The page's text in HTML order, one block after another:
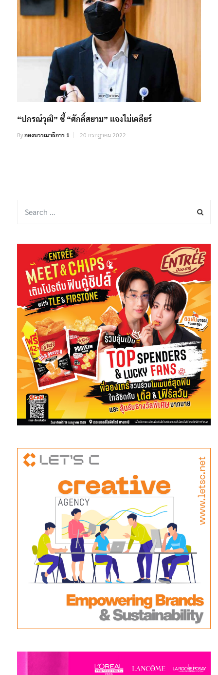
“ปกรณ์วุฒิ” ชี้ “ศักดิ์สยาม” แจงไม่เคลียร์
Byกองบรรณาธิการ 1 20 กรกฎาคม 2022